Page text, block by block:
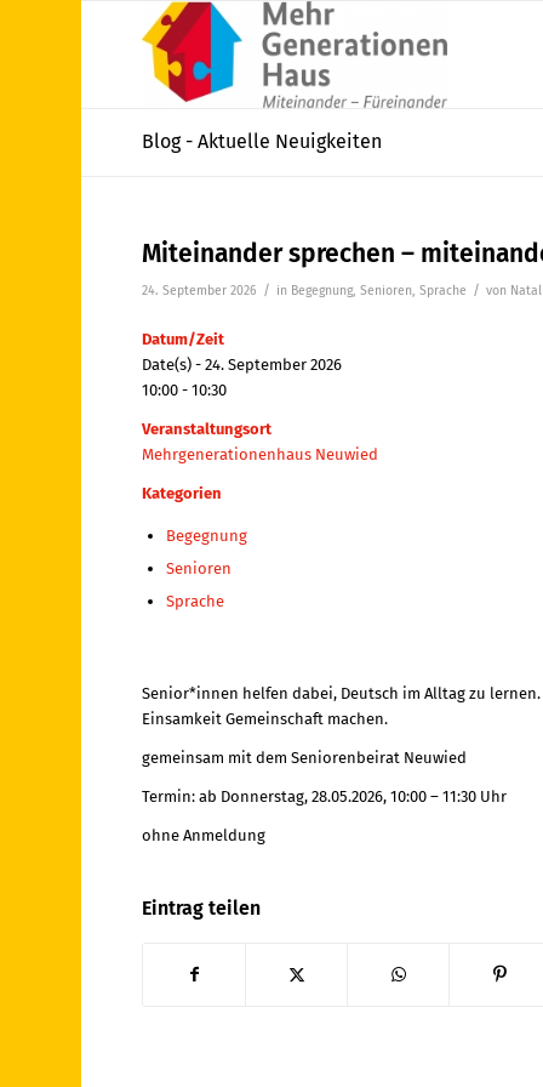
Blog - Aktuelle Neuigkeiten
Miteinander sprechen –
24. September 2026 / in Begegnung,Senioren,Sprache / von
Datum/Zeit
Date(s) - 24. September 2026
10:00 - 10:30
Veranstaltungsort
Mehrgenerationenhaus Neuwied
Kategorien
Begegnung
Senioren
Sprache
Senior*innen helfen dabei, Deutsch im Alltag zu
Einsamkeit Gemeinschaft machen.
gemeinsam mit dem Seniorenbeirat Neuwied
Termin: ab Donnerstag, 28.05.2026, 10:00 – 11:30 Uhr
ohne Anmeldung
Eintrag teilen